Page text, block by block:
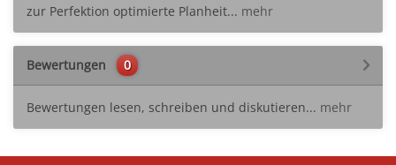
zur Perfektion optimierte Planheit... mehr
Bewertungen 0
Bewertungen lesen, schreiben und diskutieren... mehr